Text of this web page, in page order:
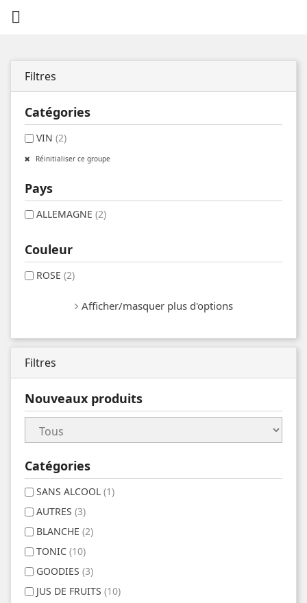

Filtres
Catégories
VIN (2)
Réinitialiser ce groupe
Pays
ALLEMAGNE (2)
Couleur
ROSE (2)
Afficher/masquer plus d'options
Filtres
Nouveaux produits
Catégories
SANS ALCOOL (1)
AUTRES (3)
BLANCHE (2)
TONIC (10)
GOODIES (3)
JUS DE FRUITS (10)